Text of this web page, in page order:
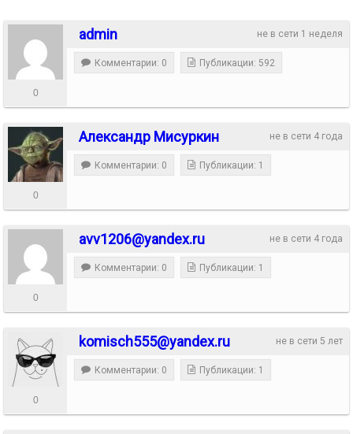
не в сети 1 неделя
admin
0
Комментарии: 0 Публикации: 592
не в сети 4 года
Александр Мисуркин
0
Комментарии: 0 Публикации: 1
не в сети 4 года
avv1206@yandex.ru
0
Комментарии: 0 Публикации: 1
не в сети 5 лет
komisch555@yandex.ru
0
Комментарии: 0 Публикации: 1